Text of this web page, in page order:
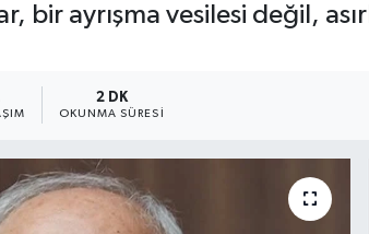
ayrışma vesilesi değil,
2 DK
OKUNMA SÜRESI